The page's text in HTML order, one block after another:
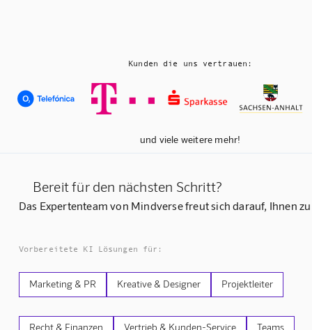
Kunden die uns vertrauen:
und viele weitere mehr!
Bereit für den nächsten Schritt?
Das Expertenteam von Mindverse freut sich darauf, Ihnen
Vorbereitete KI Lösungen für:
Marketing & PR Kreative & Designer Projektleiter
Recht & Finanzen Vertrieb & Kunden-Service Teams